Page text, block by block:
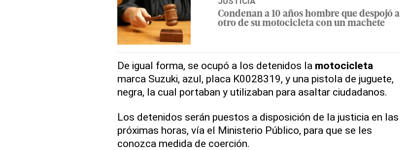
Condenan a 10 años hombre que despojó a
otro de su motocicleta con un machete
De igual forma, se ocupó a los detenidos la motocicleta
marca Suzuki, azul, placa K0028319, y una pistola de juguete,
negra, la cual portaban y utilizaban para asaltar ciudadanos.
Los detenidos serán puestos a disposición de la justicia en las
próximas horas, vía el Ministerio Público, para que se les
conozca medida de coerción.